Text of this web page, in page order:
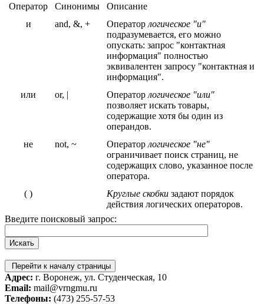
Оператор Синонимы
Описание
и
and, &, + Оператор логическое "и"
подразумевается, его можно
опускать: запрос "контактная
информация" полностью
эквивалентен запросу "контактная и
информация".
или
or, | Оператор логическое "или"
позволяет искать товары,
содержащие хотя бы один из
операндов.
не
not, ~ Оператор логическое "не"
ограничивает поиск страниц, не
содержащих слово, указанное после
оператора.
( )
Круглые скобки задают порядок
действия логических операторов.
Введите поисковый запрос:
Перейти к началу страницы
Адрес: г. Воронеж, ул. Студенческая, 10
Email: mail@vrngmu.ru
Телефоны: (473) 255-57-53